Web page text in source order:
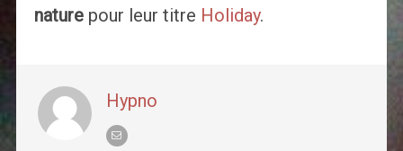
naturepour leur titre Holiday.
Hypno